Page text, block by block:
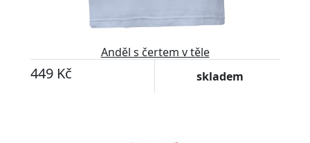
Anděl s čertem v těle
449 Kč skladem